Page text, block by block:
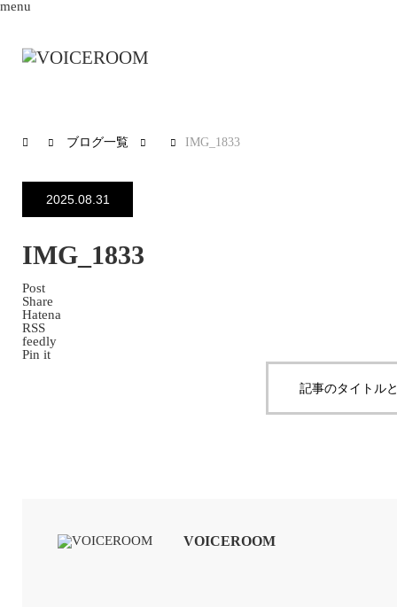
menu
ブログ一覧 IMG_1833
2025.08.31
IMG_1833
Post
Share
Hatena
RSS
feedly
Pin it
記事のタイトル
VOICEROOM